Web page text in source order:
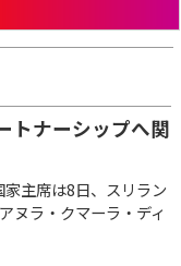
トナーシップへ関
主席は8日、スリラン
ヌラ・クマーラ・ディ